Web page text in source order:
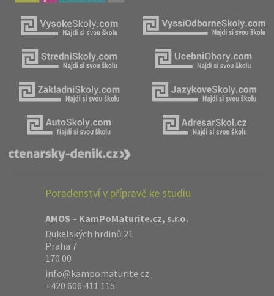
Poradenství v přípravě ke studiu
AMOS – KamPoMaturite.cz, s.r.o.
Dukelských hrdinů 21
Praha 7
170 00
info@kampomaturite.cz
+420 606 411 115